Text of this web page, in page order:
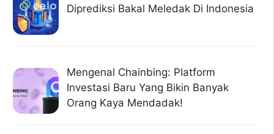
Diprediksi Bakal Meledak Di Indonesia
Mengenal Chainbing: Platform
Investasi Baru Yang Bikin Banyak
Orang Kaya Mendadak!